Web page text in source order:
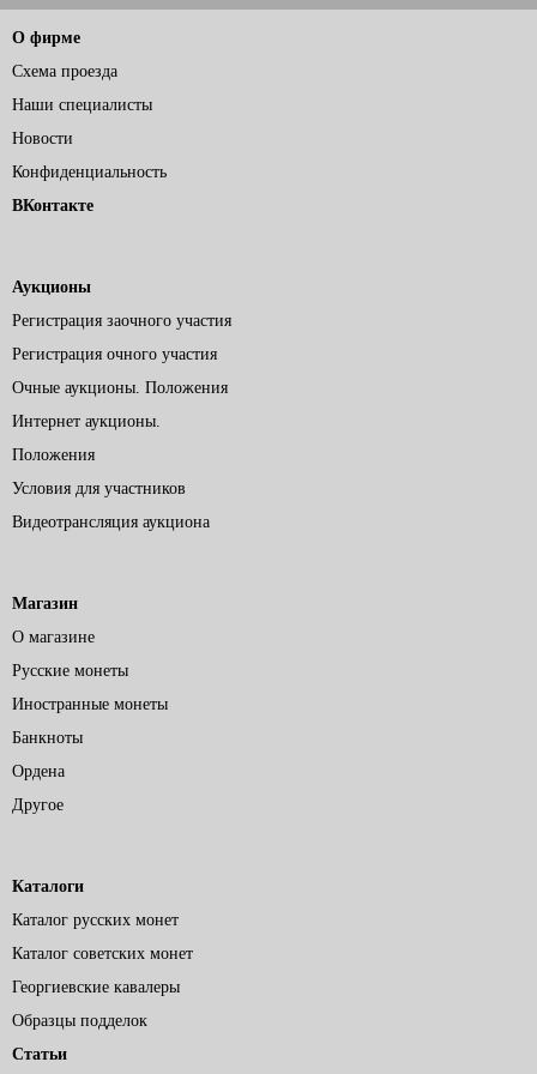
О фирме
Схема проезда
Наши специалисты
Новости
Конфиденциальность
ВКонтакте
Аукционы
Регистрация заочного участия
Регистрация очного участия
Очные аукционы. Положения
Интернет аукционы.
Положения
Условия для участников
Видеотрансляция аукциона
Магазин
О магазине
Русские монеты
Иностранные монеты
Банкноты
Ордена
Другое
Каталоги
Каталог русских монет
Каталог советских монет
Георгиевские кавалеры
Образцы подделок
Статьи